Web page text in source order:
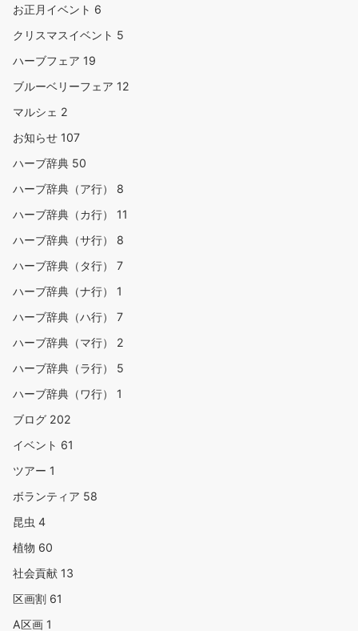
お正月イベント 6
クリスマスイベント 5
ハーブフェア 19
ブルーベリーフェア 12
マルシェ 2
お知らせ 107
ハーブ辞典 50
ハーブ辞典（ア行） 8
ハーブ辞典（カ行） 11
ハーブ辞典（サ行） 8
ハーブ辞典（タ行） 7
ハーブ辞典（ナ行） 1
ハーブ辞典（ハ行） 7
ハーブ辞典（マ行） 2
ハーブ辞典（ラ行） 5
ハーブ辞典（ワ行） 1
ブログ 202
イベント 61
ツアー 1
ボランティア 58
昆虫 4
植物 60
社会貢献 13
区画割 61
A区画 1